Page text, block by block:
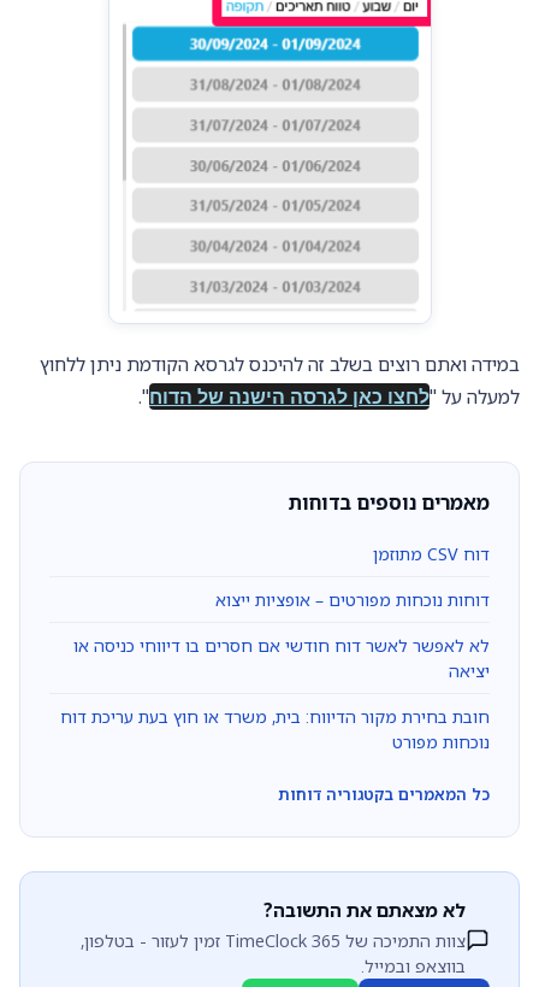
במידה ואתם רוצים בשלב זה להיכנס לגרסא הקודמת ניתן ללחוץ
למעלה על "לחצו כאן לגרסה הישנה של הדוח".
מאמרים נוספים בדוחות
דוח CSV מתוזמן
דוחות נוכחות מפורטים – אופציות ייצוא
לא לאפשר לאשר דוח חודשי אם חסרים בו דיווחי כניסה או
יציאה
חובת בחירת מקור הדיווח: בית, משרד או חוץ בעת עריכת דוח
נוכחות מפורט
כל המאמרים בקטגוריה דוחות
לא מצאתם את התשובה?
צוות התמיכה של TimeClock 365 זמין לעזור - בטלפון,
בווצאפ ובמייל.